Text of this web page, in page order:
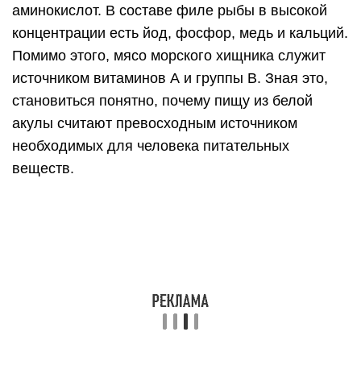
аминокислот. В составе филе рыбы в высокой
концентрации есть йод, фосфор, медь и кальций.
Помимо этого, мясо морского хищника служит
источником витаминов А и группы В. Зная это,
становиться понятно, почему пищу из белой
акулы считают превосходным источником
необходимых для человека питательных
веществ.